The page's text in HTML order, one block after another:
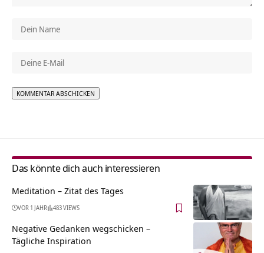
Das könnte dich auch interessieren
Meditation – Zitat des Tages
VOR 1 JAHR 483 VIEWS
Negative Gedanken wegschicken –
Tägliche Inspiration